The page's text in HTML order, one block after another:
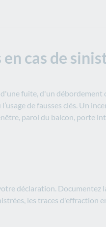
cas de
fuite, d'un
de fausses clés. Un
paroi du balcon, porte
déclaration. Documentez
les traces d'effraction